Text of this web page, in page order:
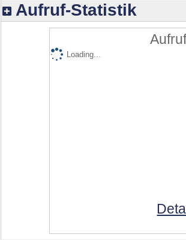
Aufruf-Statistik
Loading...